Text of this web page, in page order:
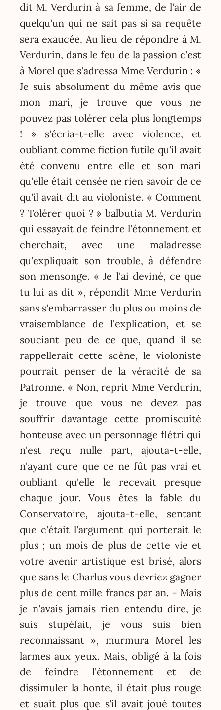
dit M. Verdurin à sa femme, de l'air de
quelqu'un qui ne sait pas si sa requête
sera exaucée. Au lieu de répondre à M.
Verdurin, dans le feu de la passion c'est
à Morel que s'adressa Mme Verdurin : «
Je suis absolument du même avis que
mon mari, je trouve que vous ne
pouvez pas tolérer cela plus longtemps
! » s'écria-t-elle avec violence, et
oubliant comme fiction futile qu'il avait
été convenu entre elle et son mari
qu'elle était censée ne rien savoir de ce
qu'il avait dit au violoniste. « Comment
? Tolérer quoi ? » balbutia M. Verdurin
qui essayait de feindre l'étonnement et
cherchait, avec une maladresse
qu'expliquait son trouble, à défendre
son mensonge. « Je l'ai deviné, ce que
tu lui as dit », répondit Mme Verdurin
sans s'embarrasser du plus ou moins de
vraisemblance de l'explication, et se
souciant peu de ce que, quand il se
rappellerait cette scène, le violoniste
pourrait penser de la véracité de sa
Patronne. « Non, reprit Mme Verdurin,
je trouve que vous ne devez pas
souffrir davantage cette promiscuité
honteuse avec un personnage flétri qui
n'est reçu nulle part, ajouta-t-elle,
n'ayant cure que ce ne fût pas vrai et
oubliant qu'elle le recevait presque
chaque jour. Vous êtes la fable du
Conservatoire, ajouta-t-elle, sentant
que c'était l'argument qui porterait le
plus ; un mois de plus de cette vie et
votre avenir artistique est brisé, alors
que sans le Charlus vous devriez gagner
plus de cent mille francs par an. - Mais
je n'avais jamais rien entendu dire, je
suis stupéfait, je vous suis bien
reconnaissant », murmura Morel les
larmes aux yeux. Mais, obligé à la fois
de feindre l'étonnement et de
dissimuler la honte, il était plus rouge
et suait plus que s'il avait joué toutes